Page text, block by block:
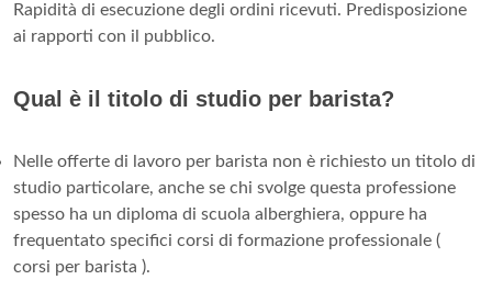
Rapidità di esecuzione degli ordini ricevuti. Predisposizione
ai rapporti con il pubblico.
Qual è il titolo di studio per barista?
Nelle offerte di lavoro per barista non è richiesto un titolo di
studio particolare, anche se chi svolge questa professione
spesso ha un diploma di scuola alberghiera, oppure ha
frequentato specifici corsi di formazione professionale (
corsi per barista ).